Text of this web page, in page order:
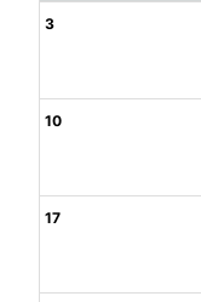
3
10
17